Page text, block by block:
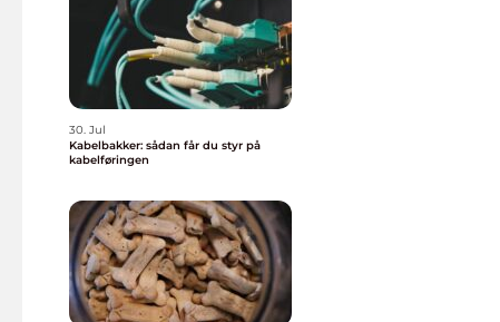
30. Jul
Kabelbakker: sådan får du styr på
kabelføringen